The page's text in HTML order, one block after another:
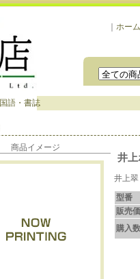
ホーム
国語・書誌
商品イメージ
井上
井上
型番
販売
購入数